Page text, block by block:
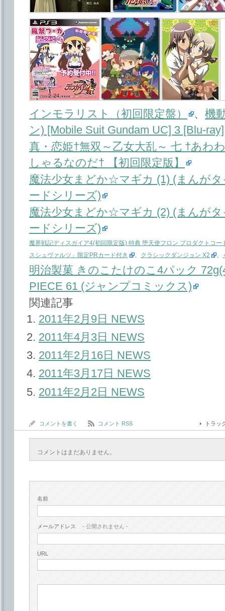
インモラリスト（初回限定盤） 、 機
ン) [Mobile Suit Gundam UC] 3 [Blu-ray]
真・恋姫†無双～乙女大乱～ 七 †あわ
しゃるなのだ† 【初回限定版】
魔法少女まどか☆マギカ (1) (まんが
ードシリーズ)
魔法少女まどか☆マギカ (2) (まんが
ードシリーズ)
魔界戦記ディスガイア4(初回限定版) 特典 堕天使フロン プロダクトコ
スシュヴァルツ」限定PRカード付き
、 クラシックダンジョン X2 、
明治製菓 きのこたけのこ4パック
PIECE 61 (ジャンプコミックス)
関連記事
2011年2月9日 NEWS
2011年4月3日 NEWS
2011年2月16日 NEWS
2011年3月17日 NEWS
2011年2月2日 NEWS
コメントを書く コメント RSS トラ
コメントはまだありません。
名前
メールアドレス - 公開されません -
URL